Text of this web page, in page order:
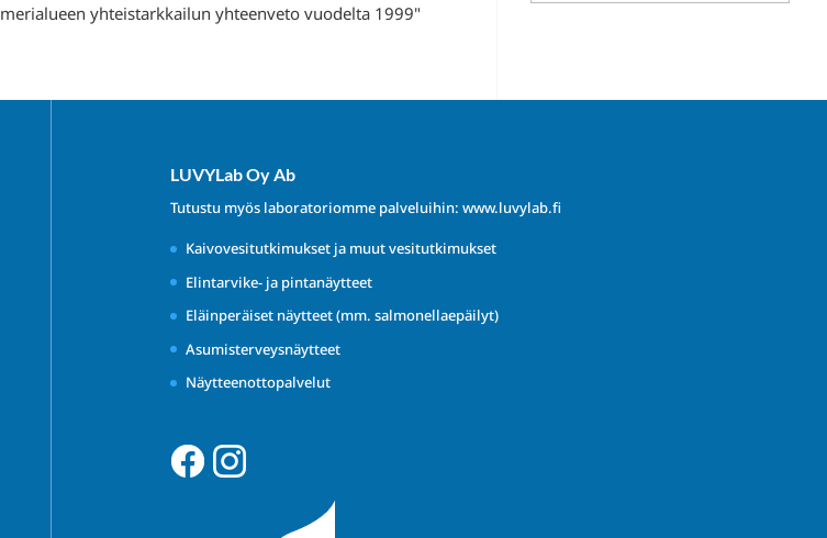
merialueen yhteistarkkailun yhteenveto vuodelta 1999"
LUVYLab Oy Ab
Tutustu myös laboratoriomme palveluihin: www.luvylab.fi
Kaivovesitutkimukset ja muut vesitutkimukset
Elintarvike- ja pintanäytteet
Eläinperäiset näytteet (mm. salmonellaepäilyt)
Asumisterveysnäytteet
Näytteenottopalvelut